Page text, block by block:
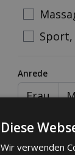
Sport,
Anrede
Frau
Diese
Wir verwenden